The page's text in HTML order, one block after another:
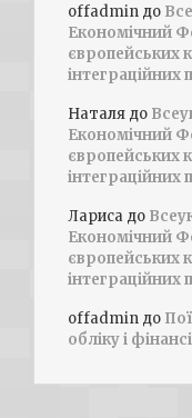
offadmin до
Економічний
європейських
інтеграційних
Наталя до
Економічний
європейських
інтеграційних
Лариса до
Економічний
європейських
інтеграційних
offadmin до
обліку і